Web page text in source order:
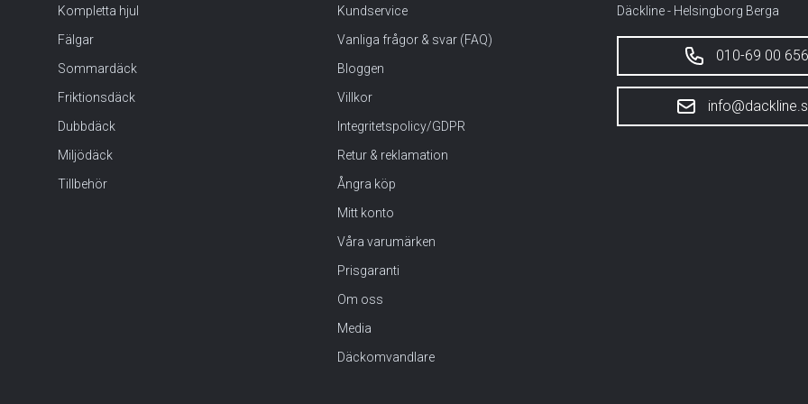
Kompletta hjul
Fälgar
Sommardäck
Friktionsdäck
Dubbdäck
Miljödäck
Tillbehör
Kundservice
Vanliga frågor & svar (FAQ)
Bloggen
Villkor
Integritetspolicy/GDPR
Retur & reklamation
Ångra köp
Mitt konto
Våra varumärken
Prisgaranti
Om oss
Media
Däckomvandlare
Däckline - Helsingborg Berga
010-69 00 656